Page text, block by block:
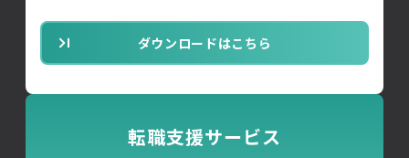
ダウンロードはこちら
転職支援サービス